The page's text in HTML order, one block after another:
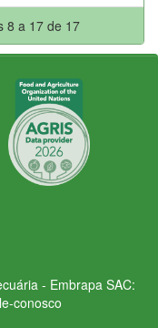
8 a 17 de 17
- Embrapa SAC:
conosco